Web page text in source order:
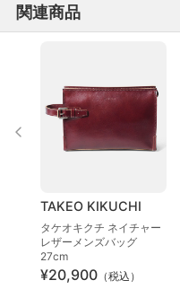
関連商品
TAKEO KIKUCHI
タケオキクチ ネイチャー
レザーメンズバッグ
27cm
¥20,900 （税込）